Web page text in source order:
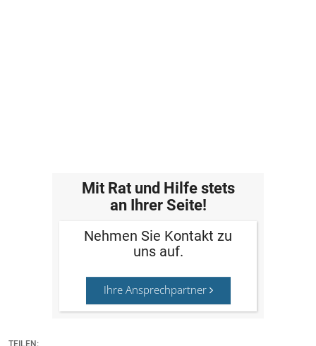
Mit Rat und Hilfe stets
an Ihrer Seite!
Nehmen Sie Kontakt zu
uns auf.
Ihre Ansprechpartner